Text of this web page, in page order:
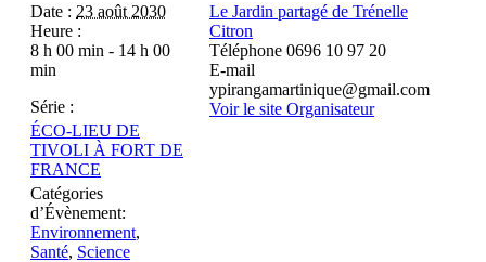
Date : 23 août 2030
Heure :
8 h 00 min - 14 h 00
min
Série :
ÉCO-LIEU DE
TIVOLI À FORT DE
FRANCE
Catégories
d’Évènement:
Environnement,
Santé, Science
Le Jardin partagé de Trénelle
Citron
Téléphone 0696 10 97 20
E-mail
ypirangamartinique@gmail.com
Voir le site Organisateur